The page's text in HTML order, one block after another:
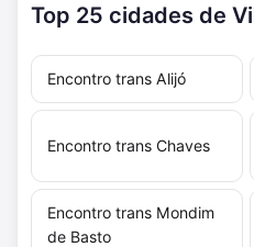
Top 25 cidades de
Encontro trans Alijó
Encontro trans Chaves
Encontro trans Mondim
de Basto